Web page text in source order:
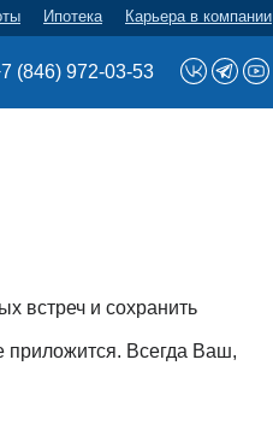
Ипотека Карьера в компании
(846) 972-03-53
встреч и сохранить
приложится. Всегда Ваш,